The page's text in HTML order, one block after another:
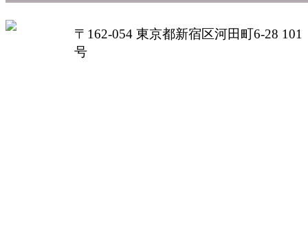
〒162-054 東京都新宿区河田町6-28 101
号